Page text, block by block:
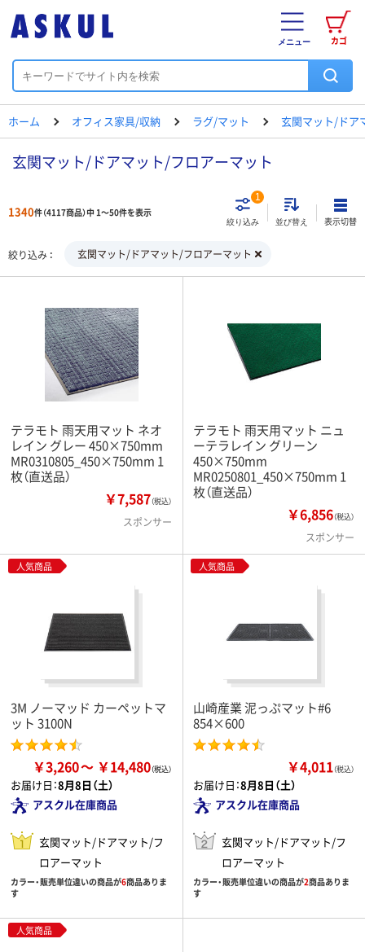
カゴ
メニュー
ホーム オフィス家具/収納 ラグ/マット 玄関マット/ドア
玄関マット/ドアマット/フロアーマット
1340件（4117商品）中 1～50件を表示
絞り込み
1
並び替え 表示切替
絞り込み 玄関マット/ドアマット/フロアーマット
テラモト 雨天用マット ネオ
レイン グレー 450×750mm
MR0310805_450×750mm 1
枚（直送品）
￥7,587（税込）
スポンサー
テラモト 雨天用マット ニュ
ーテラレイン グリーン
450×750mm
MR0250801_450×750mm 1
枚（直送品）
￥6,856（税込）
スポンサー
人気商品
3M ノーマッド カーペットマ
ット 3100N
￥3,260 ￥14,480
お届け日：8月8日（土）
アスクル在庫商品
玄関マット/ドアマット/フ
ロアーマット
カラー・販売単位違いの商品が6商品ありま
す
人気商品
山崎産業 泥っぷマット#6
854×600
￥4,011（税込）
お届け日：8月8日（土）
アスクル在庫商品
玄関マット/ドアマット/フ
ロアーマット
カラー・販売単位違いの商品が2商品ありま
す
人気商品